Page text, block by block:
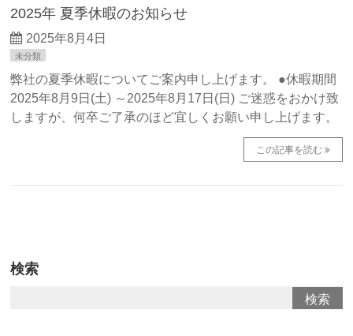
2025年 夏季休暇のお知らせ
2025年8月4日
未分類
弊社の夏季休暇についてご案内申し上げます。 ●休暇期間
2025年8月9日(土) ～2025年8月17日(日) ご迷惑をおかけ致
しますが、何卒ご了承のほど宜しくお願い申し上げます。
この記事を読む
検索